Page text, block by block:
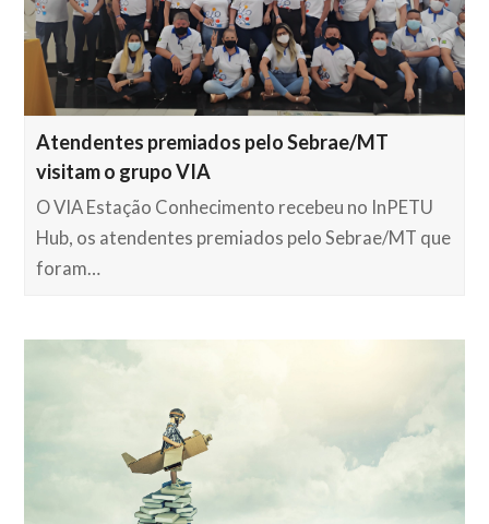
Atendentes premiados pelo Sebrae/MT
visitam o grupo VIA
O VIA Estação Conhecimento recebeu no InPETU
Hub, os atendentes premiados pelo Sebrae/MT que
foram…